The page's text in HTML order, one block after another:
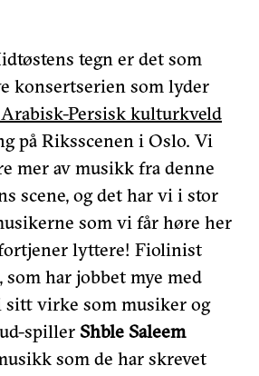
tegn er det som
konsertserien som lyder
Persisk kulturkveld
på Riksscenen i Oslo. Vi
mer av musikk fra denne
scene, og det har vi i stor
som vi får høre her
lyttere! Fiolinist
, som har jobbet mye med
sitt virke som musiker og
spillerShble Saleem
som de har skrevet